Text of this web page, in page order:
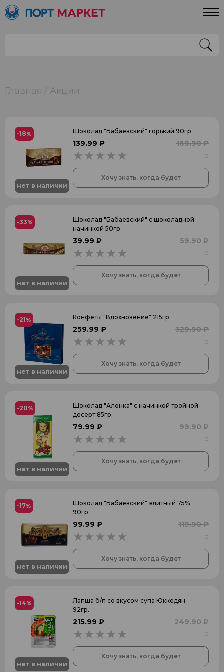
Главная Акции
-18%
нет в наличии
Шоколад "Бабаевский" горький 90гр.
139.99 ₽ 169.90 ₽
0
Хочу знать, когда будет
-33%
нет в наличии
Шоколад "Бабаевский" с шоколадной
начинкой 50гр.
39.99 ₽ 59.90 ₽
0
Хочу знать, когда будет
-21%
нет в наличии
Конфеты "Вдохновение" 215гр.
259.99 ₽ 329.90 ₽
0
Хочу знать, когда будет
-20%
нет в наличии
Шоколад "Аленка" с начинкой тройной
десерт 85гр.
79.99 ₽ 99.90 ₽
0
Хочу знать, когда будет
-17%
нет в наличии
Шоколад "Бабаевский" элитный 75%
90гр.
99.99 ₽ 119.90 ₽
0
Хочу знать, когда будет
-14%
нет в наличии
Лапша б/п со вкусом супа Юккедян
92гр.
215.99 ₽ 249.90 ₽
0
Хочу знать, когда будет